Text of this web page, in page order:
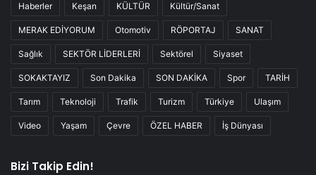
Haberler Keşan KÜLTÜR Kültür/Sanat
MERAK EDİYORUM Otomotiv RÖPORTAJ SANAT
Sağlık SEKTÖR LİDERLERİ Sektörel Siyaset
SOKAKTAYIZ Son Dakika SON DAKİKA Spor TARİH
Tarım Teknoloji Trafik Turizm Türkiye Ulaşım
Video Yaşam Çevre ÖZEL HABER İş Dünyası
Bizi Takip Edin!